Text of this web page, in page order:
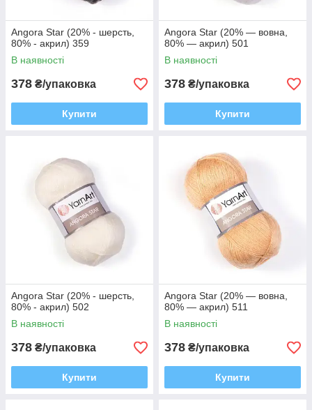
Angora Star (20% - шерсть,
80% - акрил) 359
В наявності
378 ₴/упаковка
Купити
Angora Star (20% — вовна,
80% — акрил) 501
В наявності
378 ₴/упаковка
Купити
Angora Star (20% - шерсть,
80% - акрил) 502
В наявності
378 ₴/упаковка
Купити
Angora Star (20% — вовна,
80% — акрил) 511
В наявності
378 ₴/упаковка
Купити